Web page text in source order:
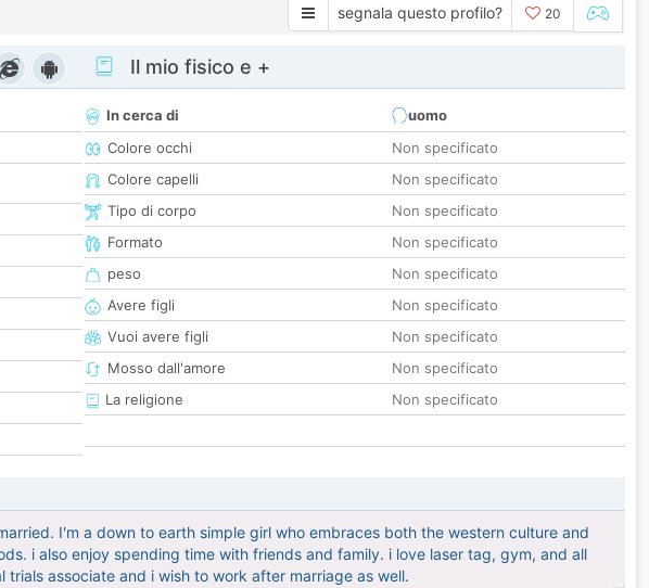
segnala questo profilo? 20
Il mio fisico e +
In cerca di
uomo
Colore occhi
Non specificato
Colore capelli
Non specificato
Tipo di corpo
Non specificato
Formato
Non specificato
peso
Non specificato
Avere figli
Non specificato
Vuoi avere figli
Non specificato
Mosso dall'amore
Non specificato
La religione
Non specificato
I'm a down to earth simple girl who embraces both the western culture and
i also enjoy spending time with friends and family. i love laser tag, gym, and all
associate and i wish to work after marriage as well.